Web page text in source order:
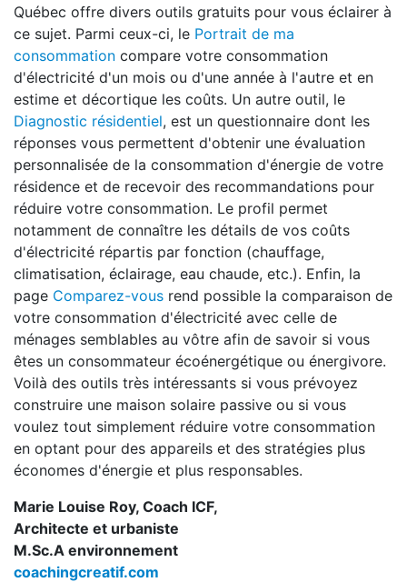
Québec offre divers outils gratuits pour vous éclairer à
ce sujet. Parmi ceux-ci, le Portrait de ma
consommation compare votre consommation
d'électricité d'un mois ou d'une année à l'autre et en
estime et décortique les coûts. Un autre outil, le
Diagnostic résidentiel, est un questionnaire dont les
réponses vous permettent d'obtenir une évaluation
personnalisée de la consommation d'énergie de votre
résidence et de recevoir des recommandations pour
réduire votre consommation. Le profil permet
notamment de connaître les détails de vos coûts
d'électricité répartis par fonction (chauffage,
climatisation, éclairage, eau chaude, etc.). Enfin, la
page Comparez-vous rend possible la comparaison de
votre consommation d'électricité avec celle de
ménages semblables au vôtre afin de savoir si vous
êtes un consommateur écoénergétique ou énergivore.
Voilà des outils très intéressants si vous prévoyez
construire une maison solaire passive ou si vous
voulez tout simplement réduire votre consommation
en optant pour des appareils et des stratégies plus
économes d'énergie et plus responsables.
Marie Louise Roy, Coach ICF,
Architecte et urbaniste
M.Sc.A environnement
coachingcreatif.com